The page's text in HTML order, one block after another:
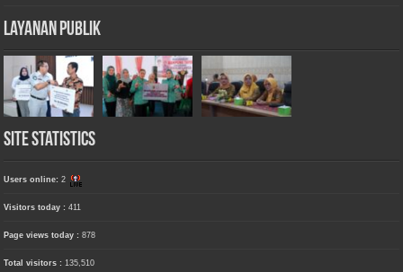
Layanan Publik
Site Statistics
Users online:2
Visitors today :411
Page views today :878
Total visitors :135,510